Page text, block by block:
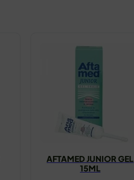
AFTAMED JUNIOR GEL
15ML